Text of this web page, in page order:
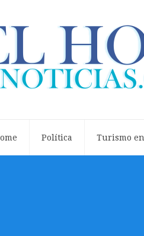
Política Turismo